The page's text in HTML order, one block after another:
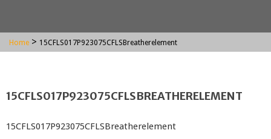
Home > 15CFLS017P923075CFLSBreatherelement
15CFLS017P923075CFLSBREATHERELEMENT
15CFLS017P923075CFLSBreatherelement